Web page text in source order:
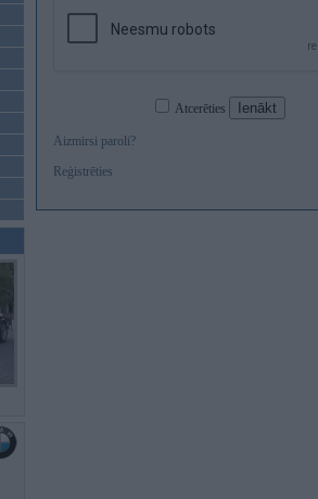
Atcerēties
Aizmirsi paroli?
Reģistrēties